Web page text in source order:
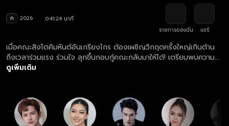
ท 2026
0:41:24 นาที
รายการของฉัน
แชร์
เมื่อคณะสิงโตคิมหันต์อันเกรียงไกร ต้องเผชิญวิกฤตครั้งใหญ่เกินต้าน
ถึงเวลาร่วมแรง ร่วมใจ ลุกขึ้นกอบกู้คณะกลับมาให้ได้! เตรียมพบความ
ม่วนมันสไตล์ใหม่ ที่จะพาทุกคนซิ่งหน้าม้ากระจายไปพร้อมกัน
ดูเพิ่มเติม